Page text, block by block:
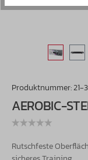
Produktnummer:21-
AEROBIC-
Rutschfeste